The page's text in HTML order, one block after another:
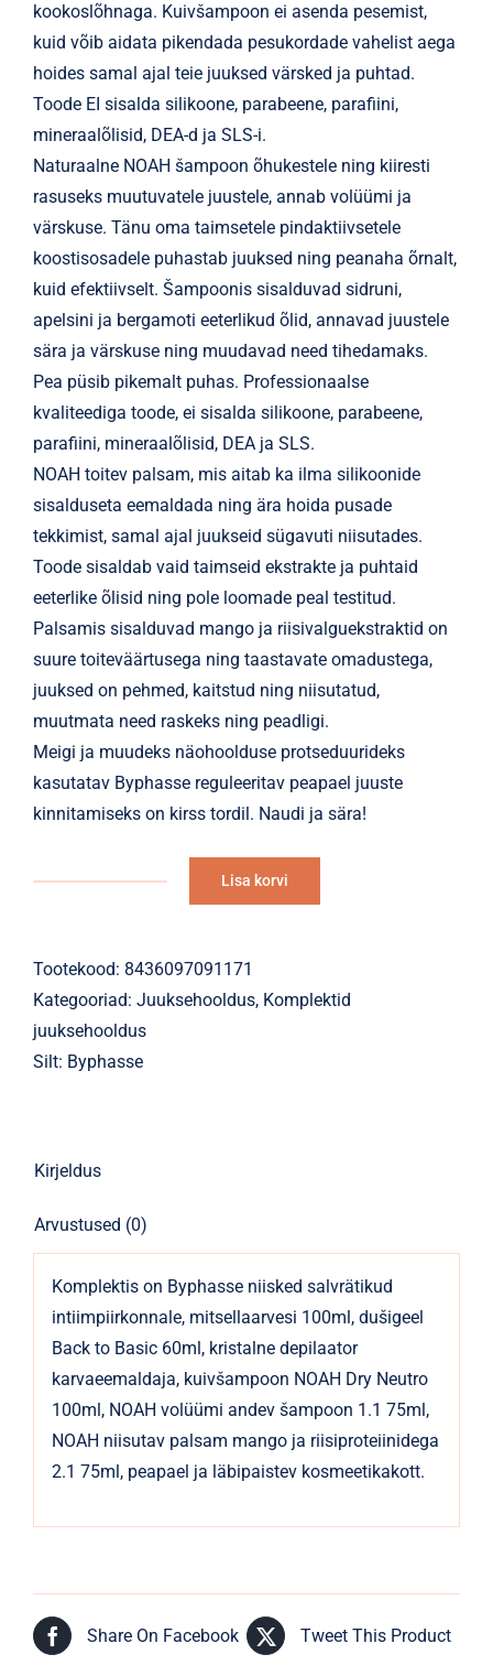
kookoslõhnaga. Kuivšampoon ei asenda pesemist,
kuid võib aidata pikendada pesukordade vahelist aega
hoides samal ajal teie juuksed värsked ja puhtad.
Toode EI sisalda silikoone, parabeene, parafiini,
mineraalõlisid, DEA-d ja SLS-i.
Naturaalne NOAH šampoon õhukestele ning kiiresti
rasuseks muutuvatele juustele, annab volüümi ja
värskuse. Tänu oma taimsetele pindaktiivsetele
koostisosadele puhastab juuksed ning peanaha õrnalt,
kuid efektiivselt. Šampoonis sisalduvad sidruni,
apelsini ja bergamoti eeterlikud õlid, annavad juustele
sära ja värskuse ning muudavad need tihedamaks.
Pea püsib pikemalt puhas. Professionaalse
kvaliteediga toode, ei sisalda silikoone, parabeene,
parafiini, mineraalõlisid, DEA ja SLS.
NOAH toitev palsam, mis aitab ka ilma silikoonide
sisalduseta eemaldada ning ära hoida pusade
tekkimist, samal ajal juukseid sügavuti niisutades.
Toode sisaldab vaid taimseid ekstrakte ja puhtaid
eeterlike õlisid ning pole loomade peal testitud.
Palsamis sisalduvad mango ja riisivalguekstraktid on
suure toiteväärtusega ning taastavate omadustega,
juuksed on pehmed, kaitstud ning niisutatud,
muutmata need raskeks ning peadligi.
Meigi ja muudeks näohoolduse protseduurideks
kasutatav Byphasse reguleeritav peapael juuste
kinnitamiseks on kirss tordil. Naudi ja sära!
Lisa korvi
Tootekood: 8436097091171
Kategooriad: Juuksehooldus, Komplektid
juuksehooldus
Silt: Byphasse
Kirjeldus
Arvustused (0)
Komplektis on Byphasse niisked salvrätikud
intiimpiirkonnale, mitsellaarvesi 100ml, dušigeel
Back to Basic 60ml, kristalne depilaator
karvaeemaldaja, kuivšampoon NOAH Dry Neutro
100ml, NOAH volüümi andev šampoon 1.1 75ml,
NOAH niisutav palsam mango ja riisiproteiinidega
2.1 75ml, peapael ja läbipaistev kosmeetikakott.
Share On Facebook Tweet This Product